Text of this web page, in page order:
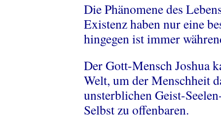
Die Phänomene des
Existenz haben nur eine
hingegen ist immer
Der Gott-Mensch Joshua
Welt, um der Menschheit
unsterblichen Geist-
Selbst zu offenbaren.